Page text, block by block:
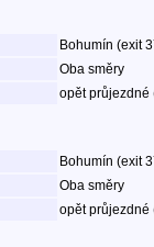
Bohumín (exit
Oba směry
opět průjezdné
Bohumín (exit
Oba směry
opět průjezdné